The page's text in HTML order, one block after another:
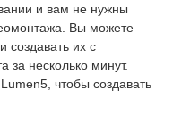
и вам не нужны
Вы можете
создавать их с
за несколько минут.
чтобы создавать